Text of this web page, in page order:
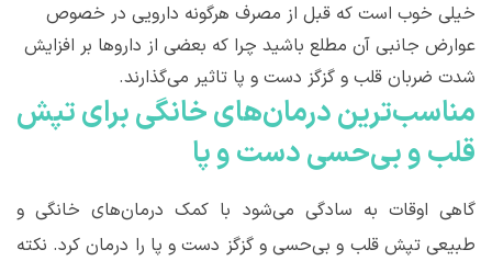
خیلی خوب است که قبل از مصرف هرگونه دارویی در خصوص
عوارض جانبی آن مطلع باشید چرا که بعضی از داروها بر افزایش
شدت ضربان قلب و گزگز دست و پا تاثیر می‌گذارند.
مناسب‌ترین درمان‌های خانگی برای تپش
قلب و بی‌حسی دست و پا
گاهی اوقات به سادگی می‌شود با کمک درمان‌های خانگی و
طبیعی تپش قلب و بی‌حسی و گزگز دست و پا را درمان کرد. نکته